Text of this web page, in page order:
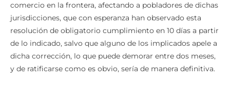
comercio en la frontera, afectando a pobladores de dichas
jurisdicciones, que con esperanza han observado esta
resolución de obligatorio cumplimiento en 10 días a partir
de lo indicado, salvo que alguno de los implicados apele a
dicha corrección, lo que puede demorar entre dos meses,
y de ratificarse como es obvio, sería de manera definitiva.